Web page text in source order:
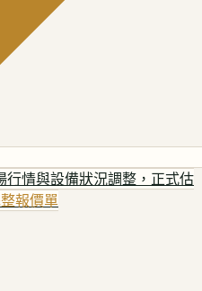
行情與設備狀況調整，正式估
報價單